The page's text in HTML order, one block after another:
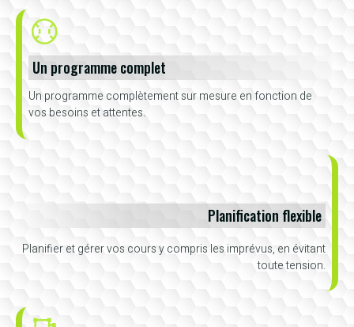
Un programme complet
Un programme complètement sur mesure en fonction de
vos besoins et attentes.
Planification flexible
Planifier et gérer vos cours y compris les imprévus, en évitant
toute tension.